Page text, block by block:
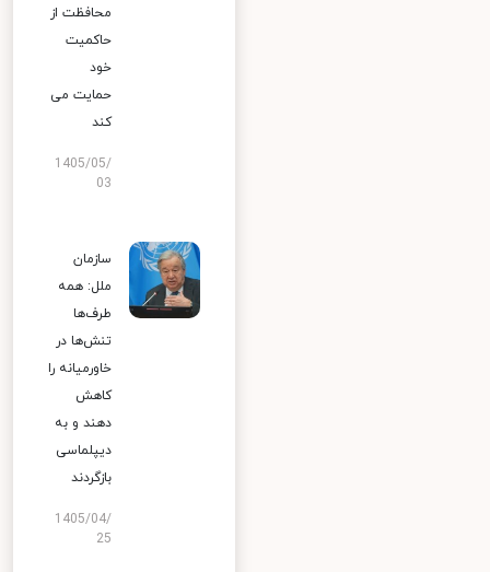
محافظت از
حاکمیت
خود
حمایت می
کند
1405/05/
03
سازمان
ملل: همه
طرف‌ها
تنش‌ها در
خاورمیانه را
کاهش
دهند و به
دیپلماسی
بازگردند
1405/04/
25